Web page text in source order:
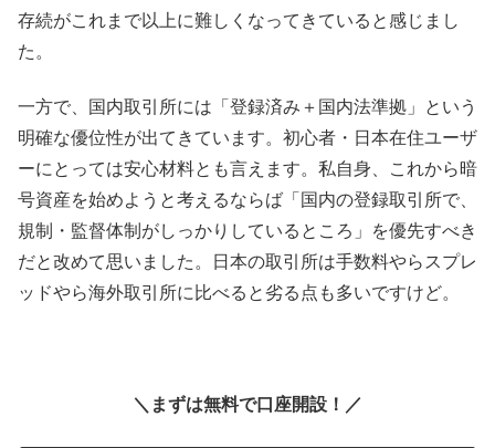
存続がこれまで以上に難しくなってきていると感じまし
た。
一方で、国内取引所には「登録済み＋国内法準拠」という
明確な優位性が出てきています。初心者・日本在住ユーザ
ーにとっては安心材料とも言えます。私自身、これから暗
号資産を始めようと考えるならば「国内の登録取引所で、
規制・監督体制がしっかりしているところ」を優先すべき
だと改めて思いました。日本の取引所は手数料やらスプレ
ッドやら海外取引所に比べると劣る点も多いですけど。
＼まずは無料で口座開設！／